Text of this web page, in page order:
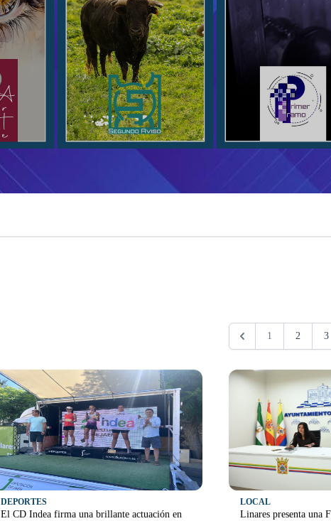
1 2 3
DEPORTES
El CD Indea firma una brillante actuación en
LOCAL
Linares presenta una